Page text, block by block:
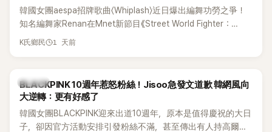
韓國女團aespa招牌歌曲〈Whiplash〉近日爆出編舞功勞之爭！
知名編舞家Renan在Mnet新節目《Street World Fighter：
Directors' War》預告中，公開談及自己在〈Whiplash〉編舞上的
K氏鄉民 1 天前
K-POP
BLACKPINK 10週年惹怒粉絲！Jisoo急發文道歉 韓網風向
大逆轉：更有好感了
韓國女團BLACKPINK迎來出道10週年，原本是值得慶祝的大日
子，卻因官方活動安排引發粉絲不滿，甚至傳出有人持高爾夫